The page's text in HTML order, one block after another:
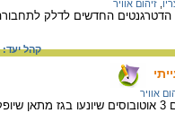
זיהום אוויר
הדטרגנטים החדשים לדלק
קהל יעד:
אוויר